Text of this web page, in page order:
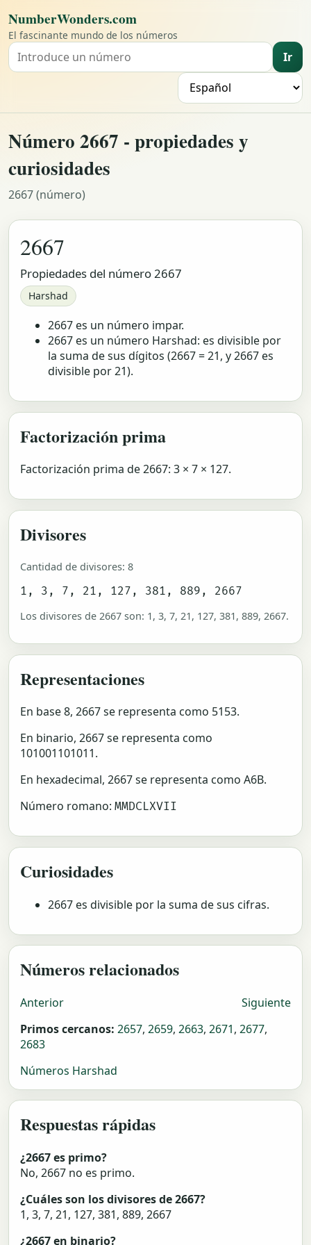
NumberWonders.com
El fascinante mundo de los números
Buscar un número Ir
Número 2667 - propiedades y
curiosidades
2667 (número)
2667
Propiedades del número 2667
Harshad
2667 es un número impar.
2667 es un número Harshad: es divisible por
la suma de sus dígitos (2667 = 21, y 2667 es
divisible por 21).
Factorización prima
Factorización prima de 2667: 3 × 7 × 127.
Divisores
Cantidad de divisores: 8
1, 3, 7, 21, 127, 381, 889, 2667
Los divisores de 2667 son: 1, 3, 7, 21, 127, 381, 889, 2667.
Representaciones
En base 8, 2667 se representa como 5153.
En binario, 2667 se representa como
101001101011.
En hexadecimal, 2667 se representa como A6B.
Número romano: MMDCLXVII
Curiosidades
2667 es divisible por la suma de sus cifras.
Números relacionados
Anterior
Siguiente
Primos cercanos: 2657, 2659, 2663, 2671, 2677,
2683
Números Harshad
Respuestas rápidas
¿2667 es primo?
No, 2667 no es primo.
¿Cuáles son los divisores de 2667?
1, 3, 7, 21, 127, 381, 889, 2667
¿2667 en binario?